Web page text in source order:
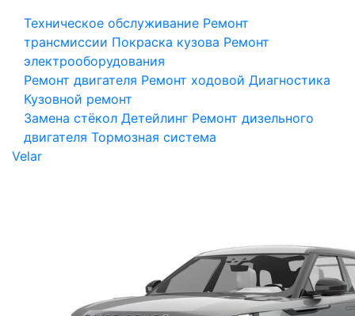
Техническое обслуживание Ремонт
трансмиссии Покраска кузова Ремонт
электрооборудования
Ремонт двигателя Ремонт ходовой Диагностика
Кузовной ремонт
Замена стёкол Детейлинг Ремонт дизельного
двигателя Тормозная система
Velar